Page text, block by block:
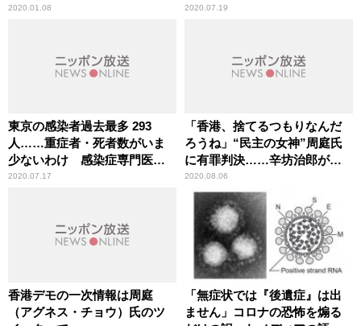
2020.01.08
持論
2020.07.19
東京の感染者過去最多 293
人……重症者・死者数がいま
少ないわけ 感染症専門医が
分析
2020.07.17
「香港、捨てるつもりなんだ
ろうね」“民主の女神”周庭氏
に有罪判決……辛坊治郎が中
国政府の意図を分析
2020.08.06
香港デモの一次情報は周庭
（アグネス・チョウ）氏のツ
「無症状では『後遺症』は出
ません」コロナの恐怖を煽る